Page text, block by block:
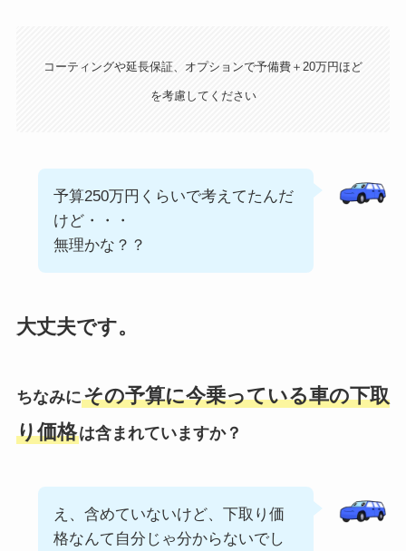
コーティングや延長保証、オプションで予備費＋20万円ほど
を考慮してください
予算250万円くらいで考えてたんだ
けど・・・
無理かな？？
大丈夫です。
ちなみにその予算に今乗っている車の下取
り価格は含まれていますか？
え、含めていないけど、下取り価
格なんて自分じゃ分からないでし